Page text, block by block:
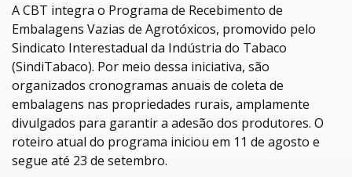
A CBT integra o Programa de Recebimento de
Embalagens Vazias de Agrotóxicos, promovido pelo
Sindicato Interestadual da Indústria do Tabaco
(SindiTabaco). Por meio dessa iniciativa, são
organizados cronogramas anuais de coleta de
embalagens nas propriedades rurais, amplamente
divulgados para garantir a adesão dos produtores. O
roteiro atual do programa iniciou em 11 de agosto e
segue até 23 de setembro.